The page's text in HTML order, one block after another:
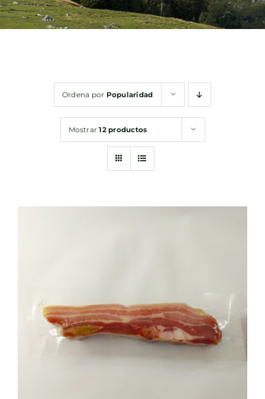
Bebidas
Ordena por Popularidad
Mostrar12 productos
AÑADIR AL CARRITO
DETALLES